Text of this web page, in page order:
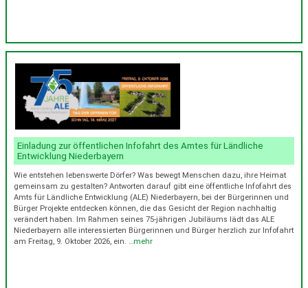
Einladung zur öffentlichen Infofahrt des Amtes für Ländliche
Entwicklung Niederbayern
Wie entstehen lebenswerte Dörfer? Was bewegt Menschen dazu, ihre Heimat
gemeinsam zu gestalten? Antworten darauf gibt eine öffentliche Infofahrt des
Amts für Ländliche Entwicklung (ALE) Niederbayern, bei der Bürgerinnen und
Bürger Projekte entdecken können, die das Gesicht der Region nachhaltig
verändert haben. Im Rahmen seines 75-jährigen Jubiläums lädt das ALE
Niederbayern alle interessierten Bürgerinnen und Bürger herzlich zur Infofahrt
am Freitag, 9. Oktober 2026, ein. …mehr